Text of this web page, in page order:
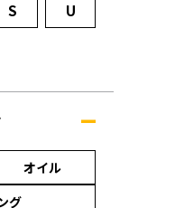
S U
オイル
グ